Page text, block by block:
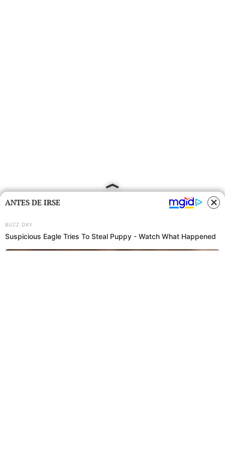
ANTES DE IRSE